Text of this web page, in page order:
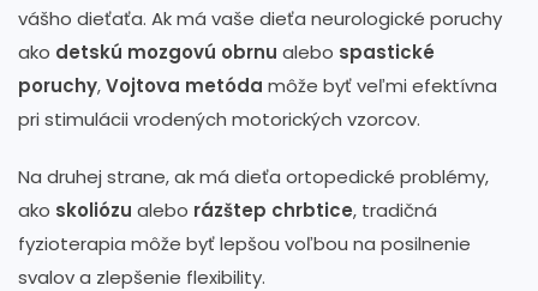
vášho dieťaťa. Ak má vaše dieťa neurologické poruchy
ako detskú mozgovú obrnu alebo spastické
poruchy,Vojtova metóda môže byť veľmi efektívna
pri stimulácii vrodených motorických vzorcov.
Na druhej strane, ak má dieťa ortopedické problémy,
ako skoliózu alebo rázštep chrbtice, tradičná
fyzioterapia môže byť lepšou voľbou na posilnenie
svalov a zlepšenie flexibility.